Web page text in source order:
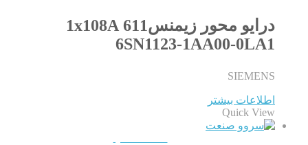
درایو محور زیمنس611 1x108A
6SN1123-1AA00-0LA1
SIEMENS
اطلاعات بیشتر
Quick View